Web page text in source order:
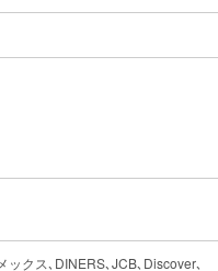
ックス､DINERS､JCB､Discover､